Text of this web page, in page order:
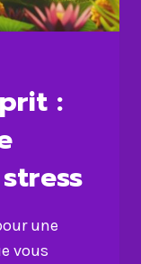
:
une
vous